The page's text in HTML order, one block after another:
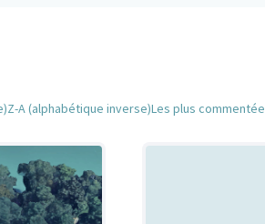
Z-A (alphabétique inverse)Les plus